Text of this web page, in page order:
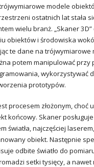
modele
ostatnich lat stała
wielu branż. „Skaner
obiektów i środowiska
te dane na trójwymiarowe
potem manipulować przy
wykorzystywać
prototypów.
procesem złożonym, choć
końcowy. Skaner
światła, najczęściej
obiekt. Następnie
odbite światło do
setki tysięcy, a nawet